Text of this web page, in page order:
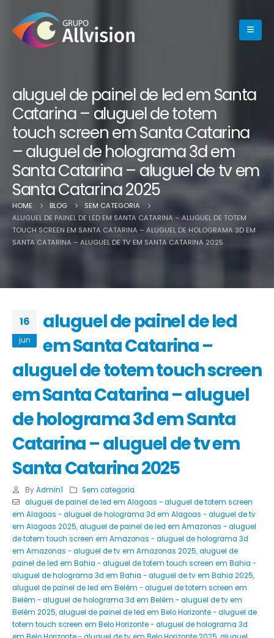
aluguel de painel de led em Santa
Catarina – aluguel de totem
touch screen em Santa Catarina
– aluguel de holograma 3d em
Santa Catarina – aluguel de tv em
Santa Catarina 2025
HOME BLOG
SEM CATEGORIA
ALUGUEL DE PAINEL DE LED EM SANTA CATARINA – ALUGUEL DE TOTEM
TOUCH SCREEN EM SANTA CATARINA – ALUGUEL DE HOLOGRAMA 3D EM
SANTA CATARINA – ALUGUEL DE TV EM SANTA CATARINA 2025
16
jun
aluguel de painel de led
em Santa Catarina –
aluguel de totem touch screen
em Santa Catarina – aluguel
de holograma 3d em Santa
Catarina – aluguel de tv em
Santa Catarina 2025
By Admin1
Sem categoria
aluguel de painel de led em Alagoas - aluguel de totem screen
em Alagoas - aluguel de holograma 3d em Alagoas - aluguel de tv
em Alagoas 2025,aluguel de painel de led em Amazonas - aluguel
de totem touch screen em Amazonas - aluguel de holograma 3d
em Amazonas - aluguel de tv em Amazonas 2025,aluguel de
painel de led em Bahia - aluguel de totem touch screen em Bahia -
aluguel de holograma 3d em Bahia - aluguel de tv em Bahia 2025,
aluguel de painel de led em Belém - aluguel de totem screen em
Belém - aluguel de holograma 3d em Belém - aluguel de tv em
Belém 2025,aluguel de painel de led em Belo Horizonte - aluguel de
totem touch screen em Belo Horizonte - aluguel de holograma 3d